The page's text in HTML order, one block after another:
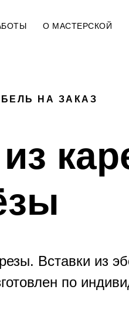
О МАСТЕРСКОЙ
НА ЗАКАЗ
Вставки из
по